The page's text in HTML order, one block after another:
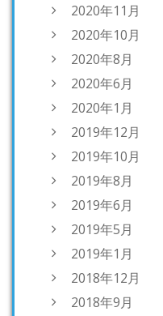
2020年11月
2020年10月
2020年8月
2020年6月
2020年1月
2019年12月
2019年10月
2019年8月
2019年6月
2019年5月
2019年1月
2018年12月
2018年9月